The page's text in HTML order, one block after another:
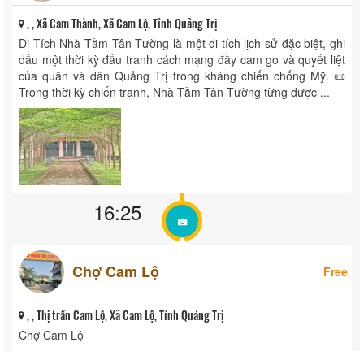
, , Xã Cam Thành, Xã Cam Lộ, Tỉnh Quảng Trị
Di Tích Nhà Tằm Tân Tường là một di tích lịch sử đặc biệt, ghi
dấu một thời kỳ đấu tranh cách mạng đầy cam go và quyết liệt
của quân và dân Quảng Trị trong kháng chiến chống Mỹ. 📜
Trong thời kỳ chiến tranh, Nhà Tằm Tân Tường từng được ...
16:25
Chợ Cam Lộ Free
, , Thị trấn Cam Lộ, Xã Cam Lộ, Tỉnh Quảng Trị
Chợ Cam Lộ